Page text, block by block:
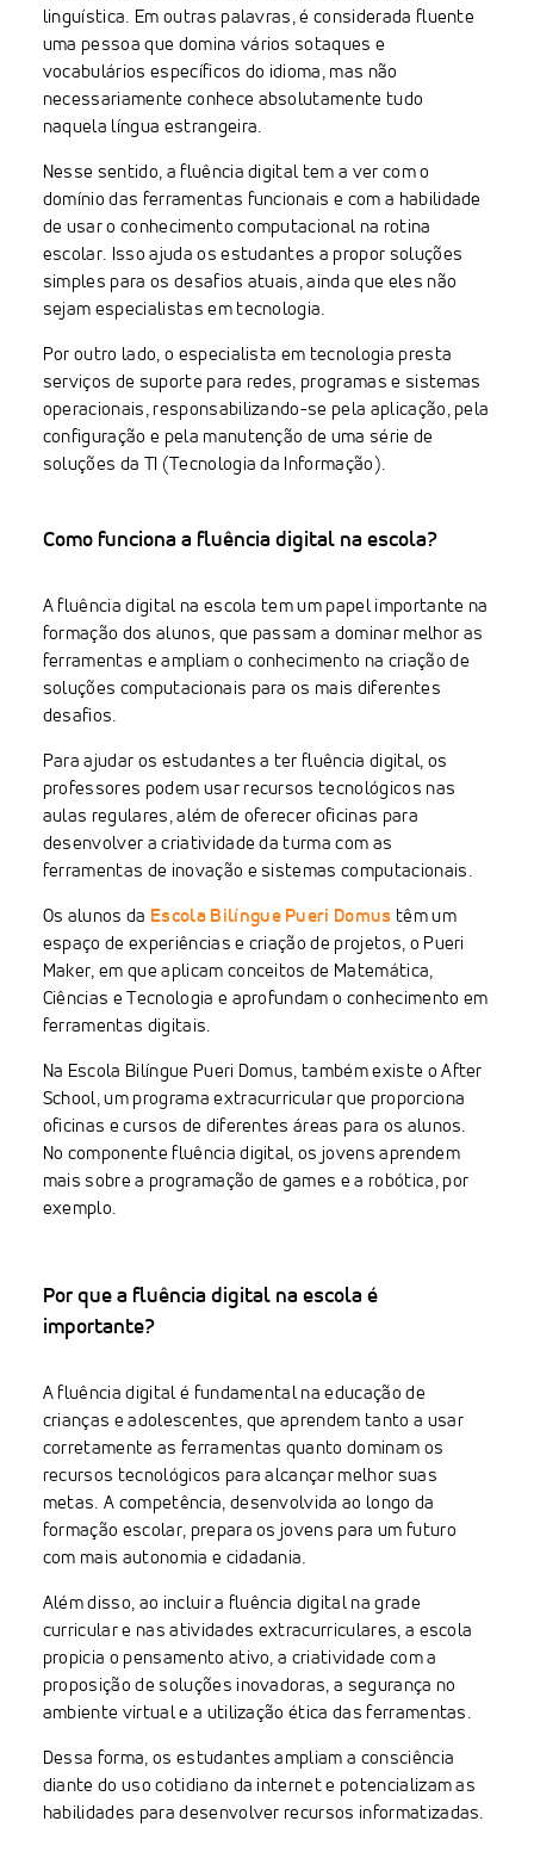
linguística. Em outras palavras, é considerada fluente
uma pessoa que domina vários sotaques e
vocabulários específicos do idioma, mas não
necessariamente conhece absolutamente tudo
naquela língua estrangeira.
Nesse sentido, a fluência digital tem a ver com o
domínio das ferramentas funcionais e com a habilidade
de usar o conhecimento computacional na rotina
escolar. Isso ajuda os estudantes a propor soluções
simples para os desafios atuais, ainda que eles não
sejam especialistas em tecnologia.
Por outro lado, o especialista em tecnologia presta
serviços de suporte para redes, programas e sistemas
operacionais, responsabilizando-se pela aplicação, pela
configuração e pela manutenção de uma série de
soluções da TI (Tecnologia da Informação).
Como funciona a fluência digital na escola?
A fluência digital na escola tem um papel importante na
formação dos alunos, que passam a dominar melhor as
ferramentas e ampliam o conhecimento na criação de
soluções computacionais para os mais diferentes
desafios.
Para ajudar os estudantes a ter fluência digital, os
professores podem usar recursos tecnológicos nas
aulas regulares, além de oferecer oficinas para
desenvolver a criatividade da turma com as
ferramentas de inovação e sistemas computacionais.
Os alunos da Escola Bilíngue Pueri Domus têm um
espaço de experiências e criação de projetos, o Pueri
Maker, em que aplicam conceitos de Matemática,
Ciências e Tecnologia e aprofundam o conhecimento em
ferramentas digitais.
Na Escola Bilíngue Pueri Domus, também existe o After
School, um programa extracurricular que proporciona
oficinas e cursos de diferentes áreas para os alunos.
No componente fluência digital, os jovens aprendem
mais sobre a programação de games e a robótica, por
exemplo.
Por que a fluência digital na escola é
importante?
A fluência digital é fundamental na educação de
crianças e adolescentes, que aprendem tanto a usar
corretamente as ferramentas quanto dominam os
recursos tecnológicos para alcançar melhor suas
metas. A competência, desenvolvida ao longo da
formação escolar, prepara os jovens para um futuro
com mais autonomia e cidadania.
Além disso, ao incluir a fluência digital na grade
curricular e nas atividades extracurriculares, a escola
propicia o pensamento ativo, a criatividade com a
proposição de soluções inovadoras, a segurança no
ambiente virtual e a utilização ética das ferramentas.
Dessa forma, os estudantes ampliam a consciência
diante do uso cotidiano da internet e potencializam as
habilidades para desenvolver recursos informatizadas.